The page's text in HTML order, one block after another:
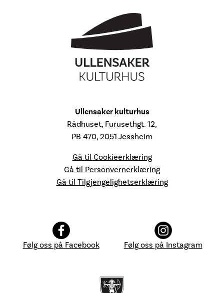
Ullensaker kulturhus
Rådhuset, Furusethgt. 12,
PB 470, 2051 Jessheim
Gå til Cookieerklæring
Gå til Personvernerklæring
Gå til Tilgjengelighetserklæring
Følg oss på Facebook Følg oss på Instagram